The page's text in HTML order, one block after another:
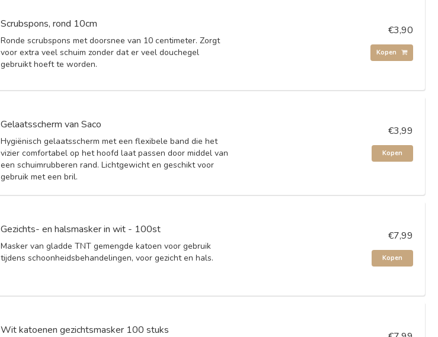
Scrubspons, rond 10cm
Ronde scrubspons met doorsnee van 10 centimeter. Zorgt
voor extra veel schuim zonder dat er veel douchegel
gebruikt hoeft te worden.
€3,90
Kopen
Gelaatsscherm van Saco
Hygiënisch gelaatsscherm met een flexibele band die het
vizier comfortabel op het hoofd laat passen door middel van
een schuimrubberen rand. Lichtgewicht en geschikt voor
gebruik met een bril.
€3,99
Kopen
Gezichts- en halsmasker in wit - 100st
Masker van gladde TNT gemengde katoen voor gebruik
tijdens schoonheidsbehandelingen, voor gezicht en hals.
€7,99
Kopen
Wit katoenen gezichtsmasker 100 stuks